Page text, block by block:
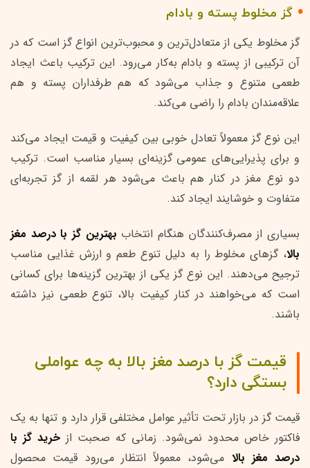
گز مخلوط پسته و بادام
گز مخلوط یکی از متعادل‌ترین و محبوب‌ترین انواع گز است که در
آن ترکیبی از پسته و بادام به‌کار می‌رود. این ترکیب باعث ایجاد
طعمی متنوع و جذاب می‌شود که هم طرفداران پسته و هم
علاقه‌مندان بادام را راضی می‌کند.
این نوع گز معمولاً تعادل خوبی بین کیفیت و قیمت ایجاد می‌کند
و برای پذیرایی‌های عمومی گزینه‌ای بسیار مناسب است. ترکیب
دو نوع مغز در کنار هم باعث می‌شود هر لقمه از گز تجربه‌ای
متفاوت و خوشایند ایجاد کند.
بسیاری از مصرف‌کنندگان هنگام انتخاب بهترین گز با درصد مغز
بالا، گزهای مخلوط را به دلیل تنوع طعم و ارزش غذایی مناسب
ترجیح می‌دهند. این نوع گز یکی از بهترین گزینه‌ها برای کسانی
است که می‌خواهند در کنار کیفیت بالا، تنوع طعمی نیز داشته
باشند.
قیمت گز با درصد مغز بالا به چه عواملی
بستگی دارد؟
قیمت گز در بازار تحت تأثیر عوامل مختلفی قرار دارد و تنها به یک
فاکتور خاص محدود نمی‌شود. زمانی که صحبت از خرید گز با
درصد مغز بالا می‌شود، معمولاً انتظار می‌رود قیمت محصول